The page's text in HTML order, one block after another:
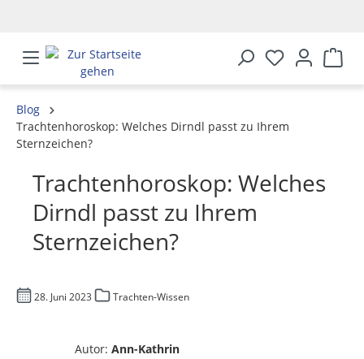
Blog
Trachtenhoroskop: Welches Dirndl passt zu Ihrem
Sternzeichen?
Trachtenhoroskop: Welches
Dirndl passt zu Ihrem
Sternzeichen?
28. Juni 2023 Trachten-Wissen
Autor: Ann-Kathrin